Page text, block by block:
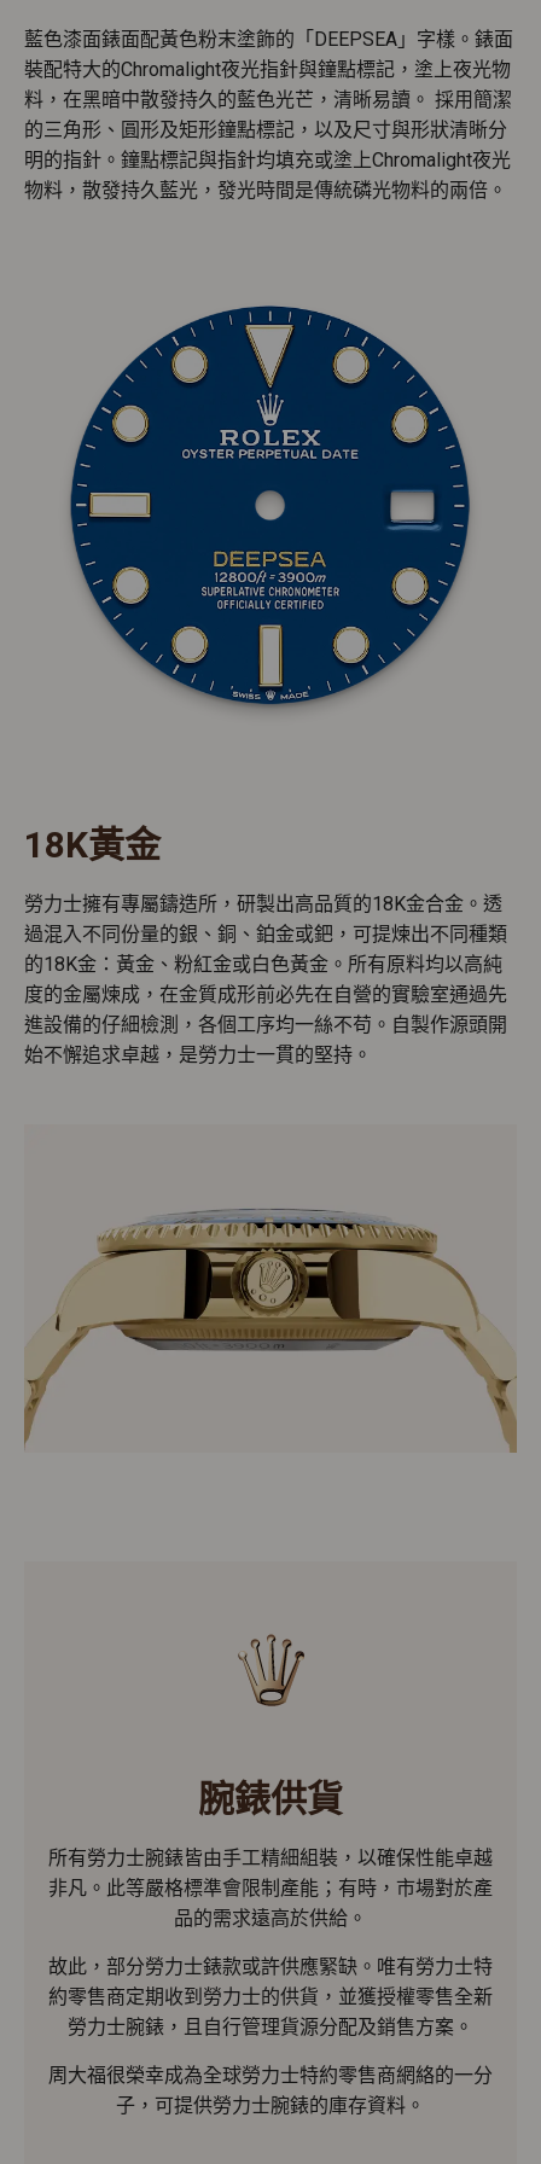
藍色漆面錶面配黃色粉末塗飾的「DEEPSEA」字樣。錶面
裝配特大的Chromalight夜光指針與鐘點標記，塗上夜光物
料，在黑暗中散發持久的藍色光芒，清晰易讀。 採用簡潔
的三角形、圓形及矩形鐘點標記，以及尺寸與形狀清晰分
明的指針。鐘點標記與指針均填充或塗上Chromalight夜光
物料，散發持久藍光，發光時間是傳統磷光物料的兩倍。
18K黃金
勞力士擁有專屬鑄造所，研製出高品質的18K金合金。透
過混入不同份量的銀、銅、鉑金或鈀，可提煉出不同種類
的18K金：黃金、粉紅金或白色黃金。所有原料均以高純
度的金屬煉成，在金質成形前必先在自營的實驗室通過先
進設備的仔細檢測，各個工序均一絲不苟。自製作源頭開
始不懈追求卓越，是勞力士一貫的堅持。
腕錶供貨
所有勞力士腕錶皆由手工精細組裝，以確保性能卓越
非凡。此等嚴格標準會限制產能；有時，市場對於產
品的需求遠高於供給。
故此，部分勞力士錶款或許供應緊缺。唯有勞力士特
約零售商定期收到勞力士的供貨，並獲授權零售全新
勞力士腕錶，且自行管理貨源分配及銷售方案。
周大福很榮幸成為全球勞力士特約零售商網絡的一分
子，可提供勞力士腕錶的庫存資料。